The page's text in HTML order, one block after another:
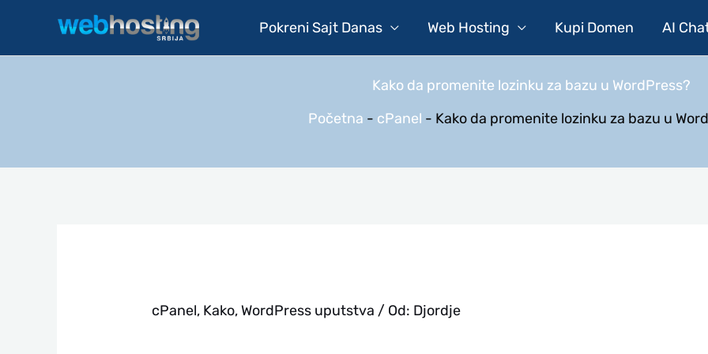
Pokreni Sajt Danas Web Hosting Kupi Domen AI
Kako da promenite lozinku za bazu u WordPress?
Početna - cPanel - Kako da promenite lozinku za bazu u
cPanel, Kako, WordPress uputstva / Od: Djordje